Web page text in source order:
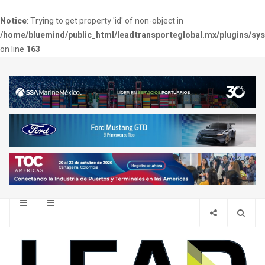
Notice: Trying to get property 'id' of non-object in
/home/bluemind/public_html/leadtransporteglobal.mx/plugins/
on line 163